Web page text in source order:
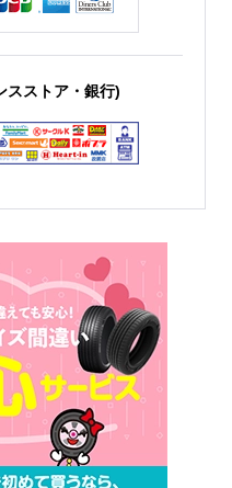
スストア・銀行)